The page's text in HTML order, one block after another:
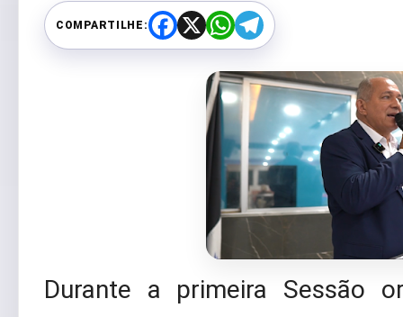
COMPARTILHE:
F
a
X
W
h
t
s
A
p
p
T
e
e
g
r
a
m
Durante a primeira Sessão